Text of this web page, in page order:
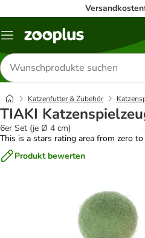
Menü
Produkte
suchen
Katzenfutter & Zubehör
TIAKI
6er Set (je Ø 4 cm)
This is a stars rating area from zero
Produkt bewerten